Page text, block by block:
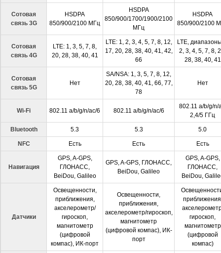
Сотовая
связь 3G
HSDPA
850/900/2100 МГц
HSDPA
850/900/1700/1900/2100
МГц
HSDPA
850/900/2100
Сотовая
связь 4G
LTE: 1, 3, 5, 7, 8,
20, 28, 38, 40, 41
LTE: 1, 2, 3, 4, 5, 7, 8, 12,
17, 20, 28, 38, 40, 41, 42,
66
LTE,
2, 3, 4, 5, 7, 8,
28, 38, 40, 41
Сотовая
связь 5G
Нет
SA/NSA: 1, 3, 5, 7, 8, 12,
20, 28, 38, 40, 41, 66, 77,
78
Нет
Wi-Fi 802.11 a/b/g/n/ac/6 802.11 a/b/g/n/ac/6
802.11 a/b/g/n/
2,4/5 ГГц
Bluetooth 5.3 5.3 5.0
NFC Есть Есть Есть
Навигация
GPS, A-GPS,
ГЛОНАСС,
BeiDou, Galileo
GPS, A-GPS, ГЛОНАСС,
BeiDou, Galileo
GPS, A-GPS,
ГЛОНАСС,
BeiDou,
Датчики
Освещенности,
приближения,
акселерометр/
гироскоп,
магнитометр
(цифровой
компас), ИК-порт
Освещенности,
приближения,
акселерометр/гироскоп,
магнитометр
(цифровой компас), ИК-
порт
гироскоп,
магнитометр
(цифровой
компас)